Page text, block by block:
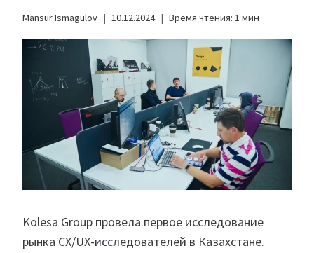
Mansur Ismagulov 10.12.2024 Время чтения: 1 мин
Kolesa Group провела первое исследование
рынка CX/UX-исследователей в Казахстане.